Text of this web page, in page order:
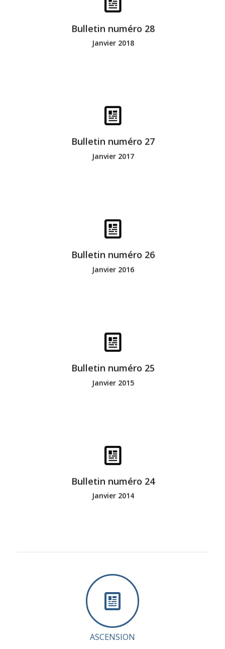
Bulletin numéro 28
Janvier 2018
Bulletin numéro 27
Janvier 2017
Bonne lecture
Bulletin numéro 26
Janvier 2016
Bulletin numéro 25
Janvier 2015
Bulletin numéro 24
Janvier 2014
ASCENSION